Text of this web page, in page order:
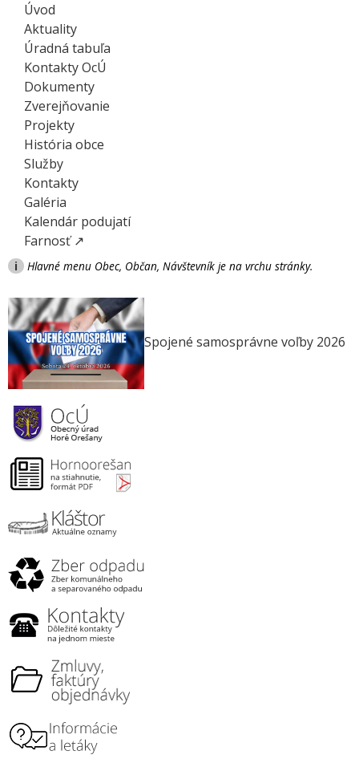
Úvod
Aktuality
Úradná tabuľa
Kontakty OcÚ
Dokumenty
Zverejňovanie
Projekty
História obce
Služby
Kontakty
Galéria
Kalendár podujatí
Farnosť ↗
i Hlavné menu Obec, Občan, Návštevník je na vrchu stránky.
Spojené samosprávne voľby 2026